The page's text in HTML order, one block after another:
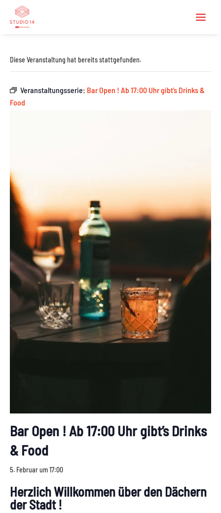
Diese Veranstaltung hat bereits stattgefunden.
Veranstaltungsserie: Bar Open ! Ab 17:00 Uhr gibt’s Drinks &
Food
Bar Open ! Ab 17:00 Uhr gibt’s Drinks
& Food
5. Februar um 17:00
Herzlich Willkommen über den Dächern
der Stadt !